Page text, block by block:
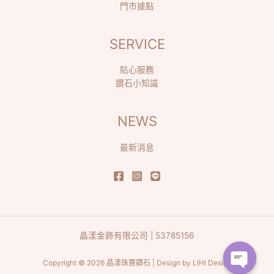
門市據點
SERVICE
貼心服務
鑽石小知識
NEWS
最新消息
晶漾金飾有限公司 | 53785156
Copyright © 2026 晶漾珠寶鑽石 | Design by LIHI Design